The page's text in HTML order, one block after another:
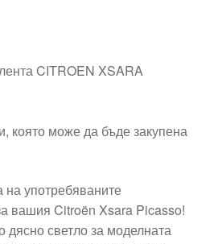
CITROEN XSARA
която може да бъде закупена
употребяваните
вашия Citroën Xsara Picasso!
дясно светло за моделната